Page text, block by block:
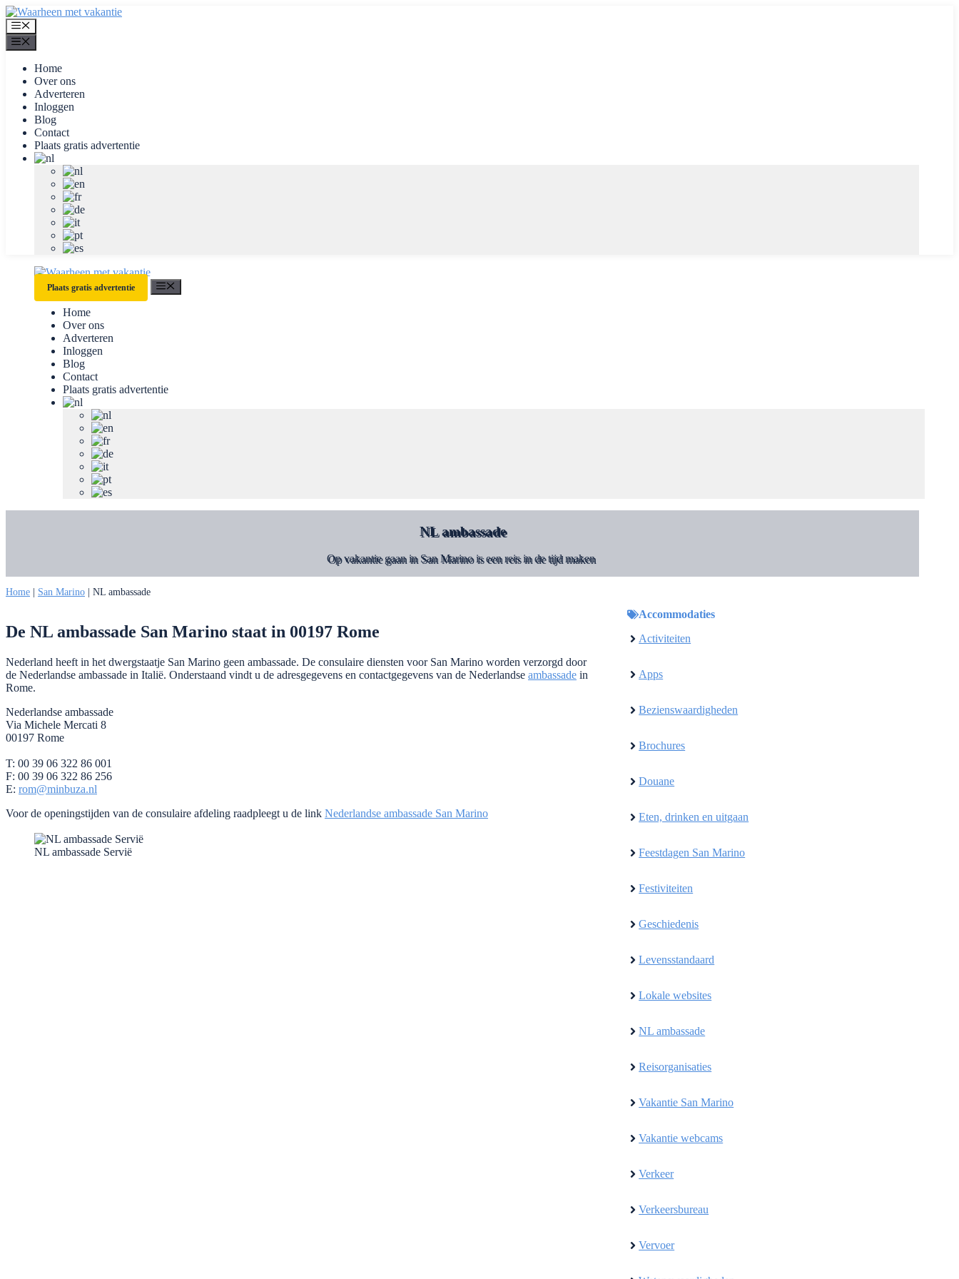
Ga
naar
de
inhoud
Menu
Home
Over ons
Adverteren
Inloggen
Blog
Contact
Plaats gratis advertentie
Plaats gratis advertentie
Home
Over ons
Adverteren
Inloggen
Blog
Contact
Plaats gratis advertentie
NL ambassade
Op vakantie gaan in San Marino is een reis in de tijd maken
Home San Marino NL ambassade
De NL ambassade San Marino staat in 00197 Rome
Nederland heeft in het dwergstaatje San Marino geen ambassade. De consulaire diensten voor San Marino worden verzorgd door
de Nederlandse ambassade in Italië. Onderstaand vindt u de adresgegevens en contactgegevens van de Nederlandse ambassade in
Rome.
Nederlandse ambassade
Via Michele Mercati 8
00197 Rome
T: 00 39 06 322 86 001
F: 00 39 06 322 86 256
E: rom@minbuza.nl
Voor de openingstijden van de consulaire afdeling raadpleegt u de link Nederlandse ambassade San Marino
NL ambassade Servië
Accommodaties
Activiteiten
Apps
Bezienswaardigheden
Brochures
Douane
Eten, drinken en uitgaan
Feestdagen San Marino
Festiviteiten
Geschiedenis
Levensstandaard
Lokale websites
NL ambassade
Reisorganisaties
Vakantie San Marino
Vakantie webcams
Verkeer
Verkeersbureau
Vervoer